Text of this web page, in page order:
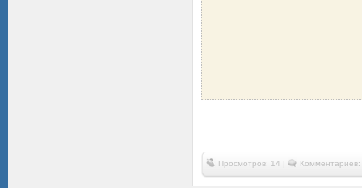
Просмотров: 14 | Комментариев: